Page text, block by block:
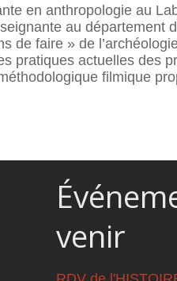
en anthropologie au
au département
de faire » de
pratiques actuelles des
filmique
venir